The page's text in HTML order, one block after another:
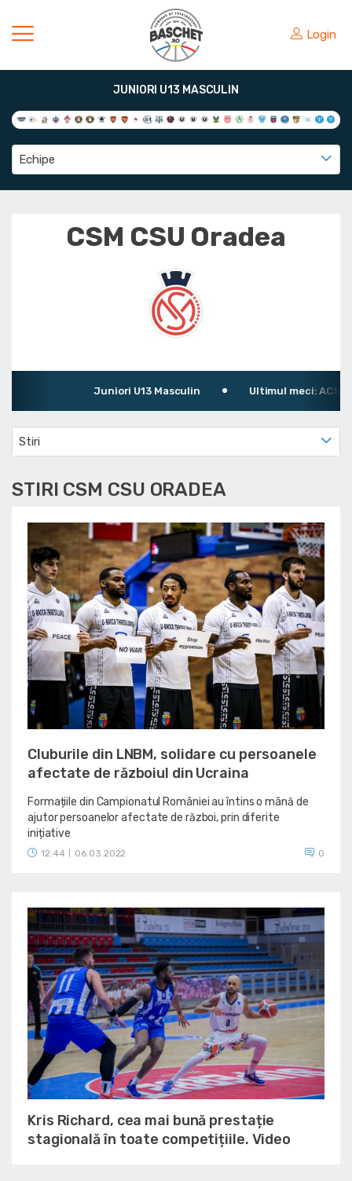
Login
JUNIORI U13 MASCULIN
Echipe
CSM CSU Oradea
Juniori U13 Masculin Ultimul meci: ACS U-
Stiri
STIRI CSM CSU ORADEA
Cluburile din LNBM, solidare cu persoanele
afectate de războiul din Ucraina
Formațiile din Campionatul României au întins o mână de
ajutor persoanelor afectate de război, prin diferite
inițiative
12:44 06.03.2022 0
Kris Richard, cea mai bună prestație
stagională în toate competițiile. Video